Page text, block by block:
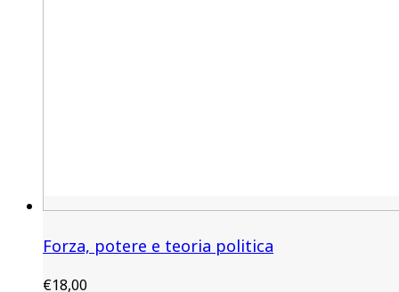
Forza, potere e teoria politica
€18,00